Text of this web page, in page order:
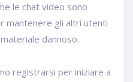
le chat video sono
gli altri utenti
dannoso.
registrarsi per iniziare a